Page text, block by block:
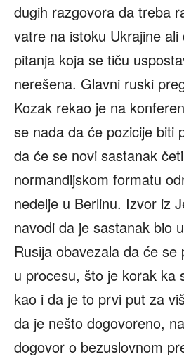
dugih razgovora da treba
vatre na istoku Ukrajine
pitanja koja se tiču
nerešena. Glavni ruski
Kozak rekao je na
se nada da će pozicije biti
da će se novi sastanak
normandijskom formatu
nedelje u Berlinu. Izvor iz
navodi da je sastanak bio
Rusija obavezala da će se
u procesu, što je korak ka
kao i da je to prvi put za
da je nešto dogovoreno,
dogovor o bezuslovnom